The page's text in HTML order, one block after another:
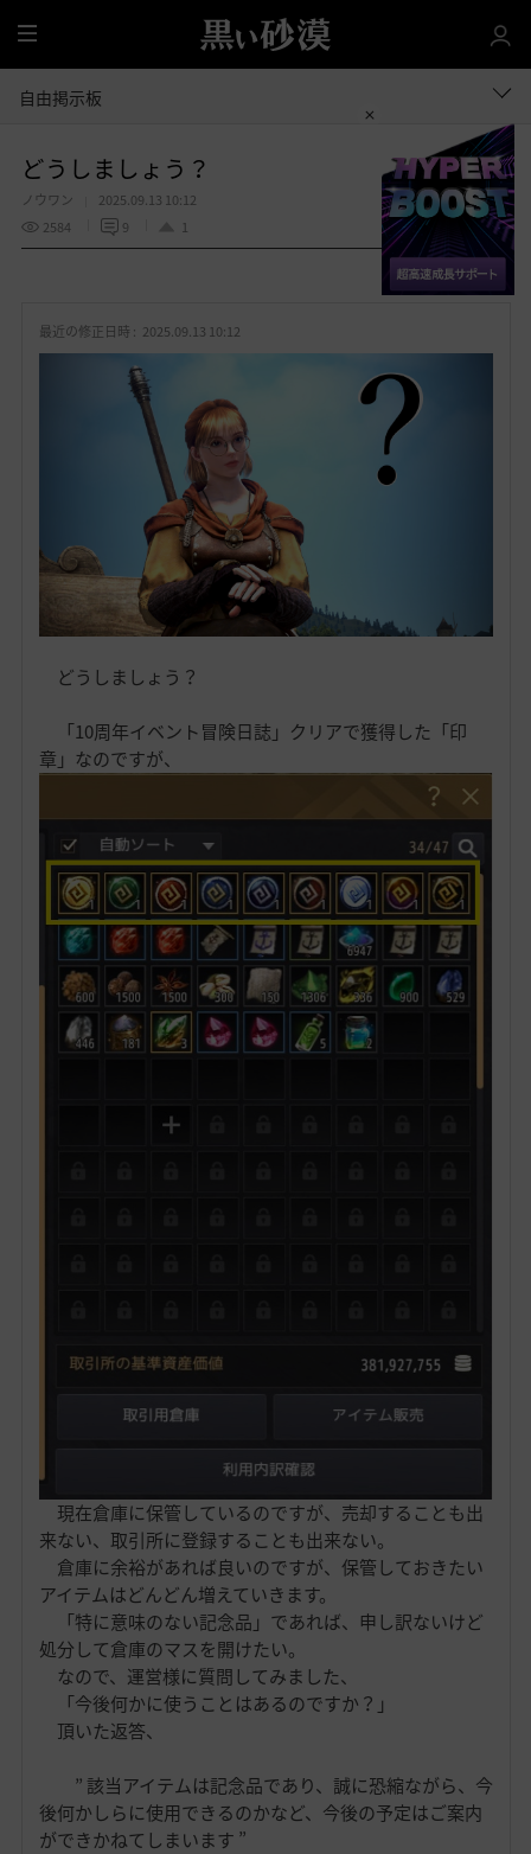
全
体
自由掲示板
どうしましょう？
ノウワン
2025.09.13 10:12
2584
9 1
お 共有する
最近の修正日時 : 2025.09.13 10:12
どうしましょう？
「10周年イベント冒険日誌」クリアで獲得した「印
章」なのですが、
現在倉庫に保管しているのですが、売却することも出
来ない、取引所に登録することも出来ない。
倉庫に余裕があれば良いのですが、保管しておきたい
アイテムはどんどん増えていきます。
「特に意味のない記念品」であれば、申し訳ないけど
処分して倉庫のマスを開けたい。
なので、運営様に質問してみました、
「今後何かに使うことはあるのですか？」
頂いた返答、
” 該当アイテムは記念品であり、誠に恐縮ながら、今
後何かしらに使用できるのかなど、今後の予定はご案内
ができかねてしまいます ”